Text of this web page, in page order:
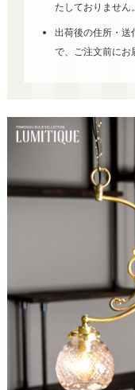
たしておりません。
出荷後の住所・送
で、ご注文前にお